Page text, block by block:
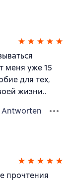
меня уже 15
для тех,
жизни..
Antworten
прочтения